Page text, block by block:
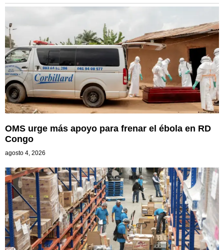
OMS urge más apoyo para frenar el ébola en RD
Congo
agosto 4, 2026